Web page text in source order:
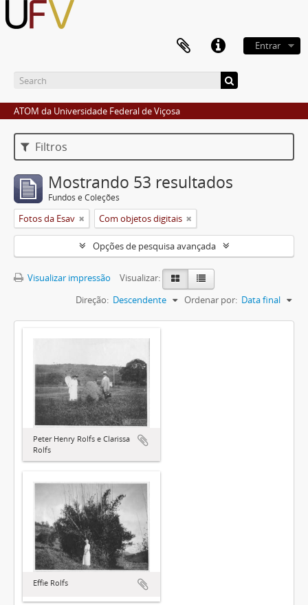
Entrar
ATOM da Universidade Federal de Viçosa
Filtros
Mostrando 53 resultados
Fundos e Coleções
Fotos da Esav Com objetos digitais
Opções de pesquisa avançada
Visualizar impressão
Visualizar:
Ordenar por: Data final
Direção: Descendente
Peter Henry Rolfs e Clarissa
Rolfs
Effie Rolfs